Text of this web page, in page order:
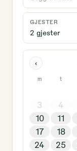
GJESTER
2 gjester
‹
m t
3
4
10
11
17
18
24
25